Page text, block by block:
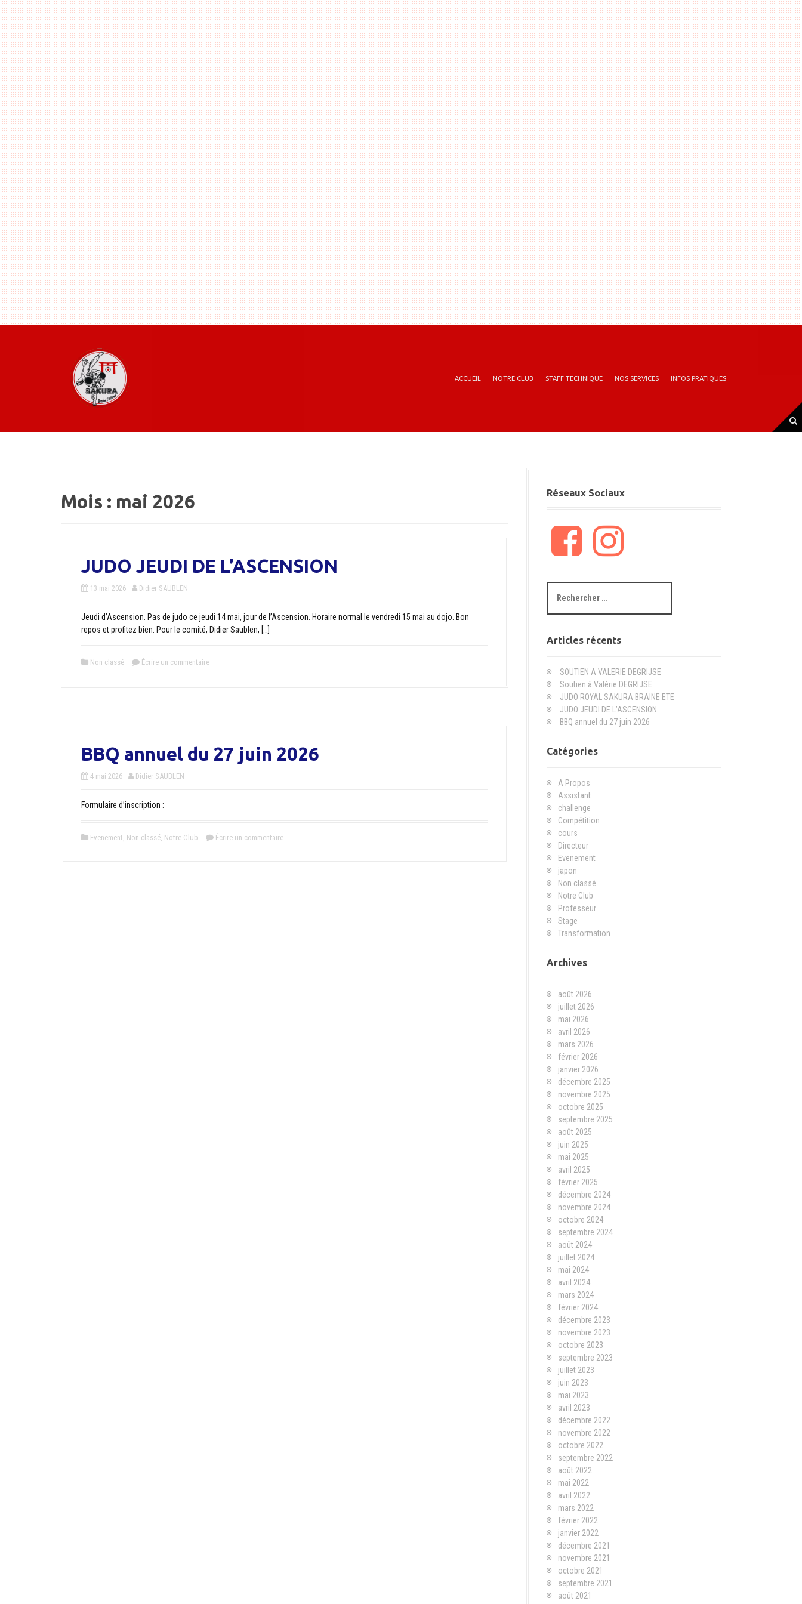
ACCUEIL NOTRE CLUB STAFF TECHNIQUE NOS SERVICES INFOS PRATIQUES
Mois : mai 2026
JUDO JEUDI DE L’ASCENSION
13 mai 2026 Didier SAUBLEN
Jeudi d’Ascension. Pas de judo ce jeudi 14 mai, jour de l’Ascension. Horaire normal le vendredi 15 mai au dojo. Bon
repos et profitez bien. Pour le comité, Didier Saublen, […]
Non classé Écrire un commentaire
BBQ annuel du 27 juin 2026
4 mai 2026 Didier SAUBLEN
Formulaire d’inscription :
Evenement, Non classé, Notre Club Écrire un commentaire
Réseaux Sociaux
F
c
o
k
a
c
e
h
e
p
o
u
Articles récents
SOUTIEN A VALERIE DEGRIJSE
Soutien à Valérie DEGRIJSE
JUDO ROYAL SAKURA BRAINE ETE
JUDO JEUDI DE L’ASCENSION
BBQ annuel du 27 juin 2026
Catégories
A Propos
Assistant
challenge
Compétition
cours
Directeur
Evenement
japon
Non classé
Notre Club
Professeur
Stage
Transformation
Archives
août 2026
juillet 2026
mai 2026
avril 2026
mars 2026
février 2026
janvier 2026
décembre 2025
novembre 2025
octobre 2025
septembre 2025
août 2025
juin 2025
mai 2025
avril 2025
février 2025
décembre 2024
novembre 2024
octobre 2024
septembre 2024
août 2024
juillet 2024
mai 2024
avril 2024
mars 2024
février 2024
décembre 2023
novembre 2023
octobre 2023
septembre 2023
juillet 2023
juin 2023
mai 2023
avril 2023
décembre 2022
novembre 2022
octobre 2022
septembre 2022
août 2022
mai 2022
avril 2022
mars 2022
février 2022
janvier 2022
décembre 2021
novembre 2021
octobre 2021
septembre 2021
août 2021